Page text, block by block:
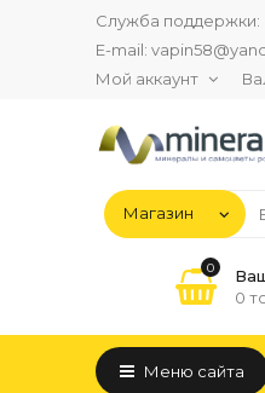
Служба поддержки:
E-mail:
Мой аккаунт
0
0
Меню сайта